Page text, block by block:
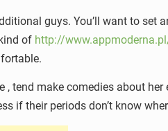
guys. You’ll want to set
of http://
tend make comedies about her
if their periods don’t know